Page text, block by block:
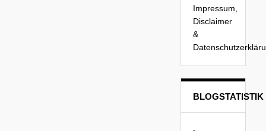
Impressum,
Disclaimer
&
BLOGSTATISTIK